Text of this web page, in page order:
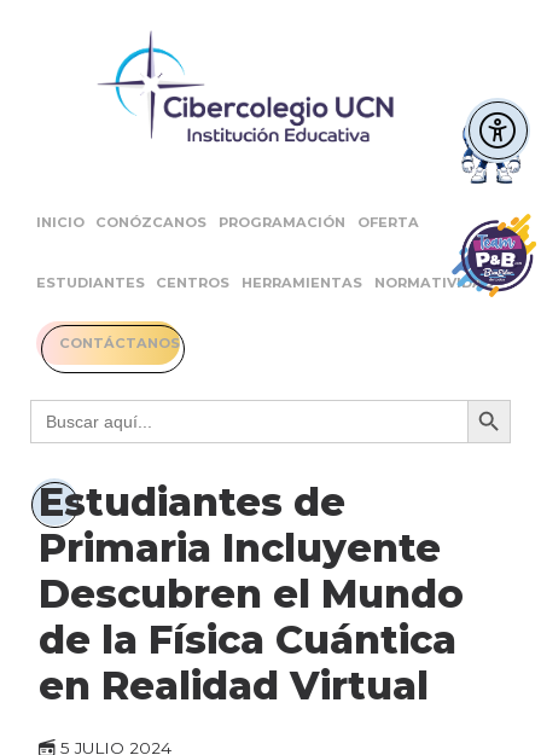
INICIO CONÓZCANOS PROGRAMACIÓN OFERTA
ESTUDIANTES CENTROS HERRAMIENTAS NORMATIVIDAD
CONTÁCTANOS
Buscar: Botón
Estudiantes de
Primaria Incluyente
Descubren el Mundo
de la Física Cuántica
en Realidad Virtual
5 JULIO 2024